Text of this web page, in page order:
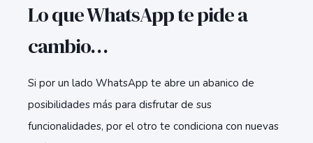
Lo que WhatsApp te pide a
cambio…
Si por un lado WhatsApp te abre un abanico de
posibilidades más para disfrutar de sus
funcionalidades, por el otro te condiciona con nuevas